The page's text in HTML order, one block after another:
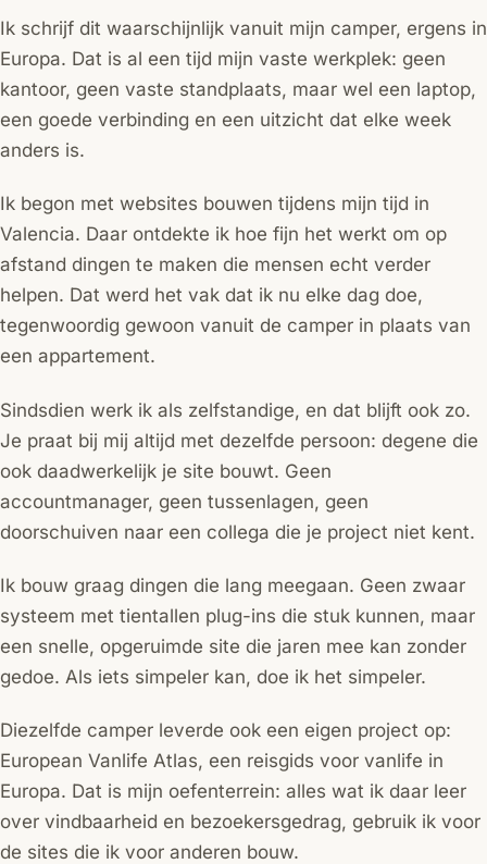
Ik schrijf dit waarschijnlijk vanuit mijn camper, ergens in
Europa. Dat is al een tijd mijn vaste werkplek: geen
kantoor, geen vaste standplaats, maar wel een laptop,
een goede verbinding en een uitzicht dat elke week
anders is.
Ik begon met websites bouwen tijdens mijn tijd in
Valencia. Daar ontdekte ik hoe fijn het werkt om op
afstand dingen te maken die mensen echt verder
helpen. Dat werd het vak dat ik nu elke dag doe,
tegenwoordig gewoon vanuit de camper in plaats van
een appartement.
Sindsdien werk ik als zelfstandige, en dat blijft ook zo.
Je praat bij mij altijd met dezelfde persoon: degene die
ook daadwerkelijk je site bouwt. Geen
accountmanager, geen tussenlagen, geen
doorschuiven naar een collega die je project niet kent.
Ik bouw graag dingen die lang meegaan. Geen zwaar
systeem met tientallen plug-ins die stuk kunnen, maar
een snelle, opgeruimde site die jaren mee kan zonder
gedoe. Als iets simpeler kan, doe ik het simpeler.
Diezelfde camper leverde ook een eigen project op:
European Vanlife Atlas, een reisgids voor vanlife in
Europa. Dat is mijn oefenterrein: alles wat ik daar leer
over vindbaarheid en bezoekersgedrag, gebruik ik voor
de sites die ik voor anderen bouw.